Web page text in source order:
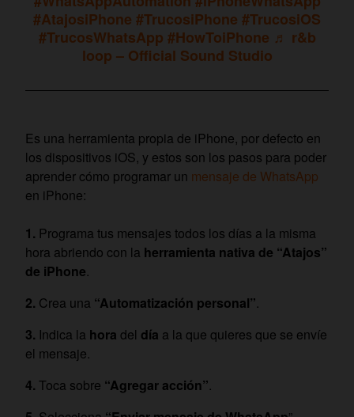
#AtajosiPhone #TrucosiPhone #TrucosiOS
#TrucosWhatsApp #HowToiPhone ♬ r&b
loop – Official Sound Studio
Es una herramienta propia de iPhone, por defecto en
los dispositivos iOS, y estos son los pasos para poder
aprender cómo programar un mensaje de WhatsApp
en iPhone:
Programa tus mensajes todos los días a la misma
hora abriendo con la herramienta nativa de “Atajos”
de iPhone.
Crea una “Automatización personal”.
Indica la hora del día a la que quieres que se envíe
el mensaje.
Toca sobre “Agregar acción”.